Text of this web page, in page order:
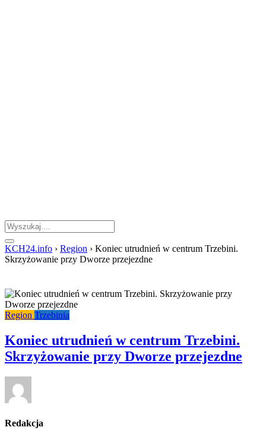
KCH24.info › Region › Koniec utrudnień w centrum Trzebini.
Skrzyżowanie przy Dworze przejezdne
Region Trzebinia
Koniec utrudnień w centrum Trzebini.
Skrzyżowanie przy Dworze przejezdne
Redakcja